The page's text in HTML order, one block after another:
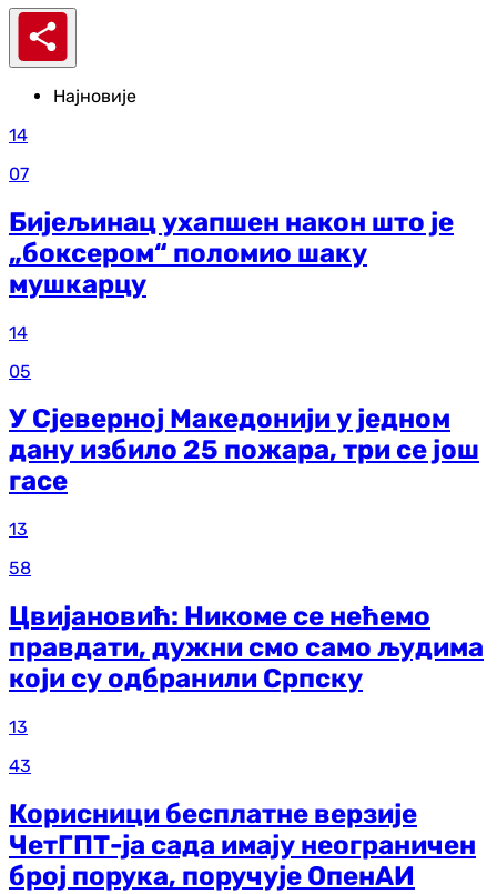
Најновије
14
07
Бијељинац ухапшен након што је
„боксером“ поломио шаку
мушкарцу
14
05
У Сјеверној Македонији у једном
дану избило 25 пожара, три се још
гасе
13
58
Цвијановић: Никоме се нећемо
правдати, дужни смо само људима
који су одбранили Српску
13
43
Корисници бесплатне верзије
ЧетГПТ-ја сада имају неограничен
број порука, поручује ОпенАИ